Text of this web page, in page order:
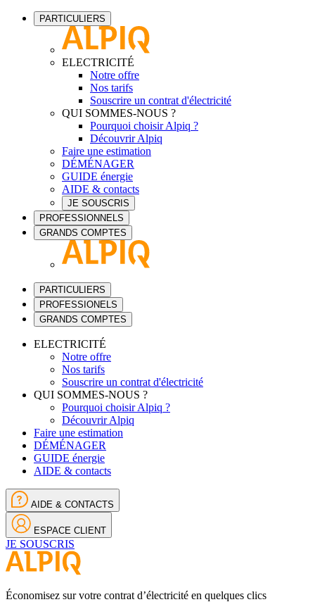
PARTICULIERS
ELECTRICITÉ
Notre offre
Nos tarifs
Souscrire un contrat d'électricité
QUI SOMMES-NOUS ?
Pourquoi choisir Alpiq ?
Découvrir Alpiq
Faire une estimation
DÉMÉNAGER
GUIDE énergie
AIDE & contacts
JE SOUSCRIS
PROFESSIONNELS
GRANDS COMPTES
PARTICULIERS
PROFESSIONELS
GRANDS COMPTES
ELECTRICITÉ
Notre offre
Nos tarifs
Souscrire un contrat d'électricité
QUI SOMMES-NOUS ?
Pourquoi choisir Alpiq ?
Découvrir Alpiq
Faire une estimation
DÉMÉNAGER
GUIDE énergie
AIDE & contacts
AIDE & CONTACTS
ESPACE CLIENT
JE SOUSCRIS
Économisez sur votre contrat d’électricité en quelques clics